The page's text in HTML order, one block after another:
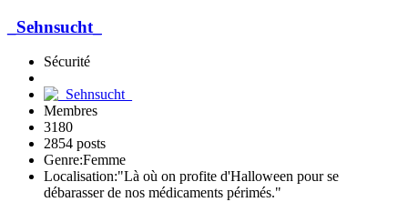
_Sehnsucht_
Sécurité
Membres
3180
2854 posts
Genre:Femme
Localisation:"Là où on profite d'Halloween pour se
débarasser de nos médicaments périmés."